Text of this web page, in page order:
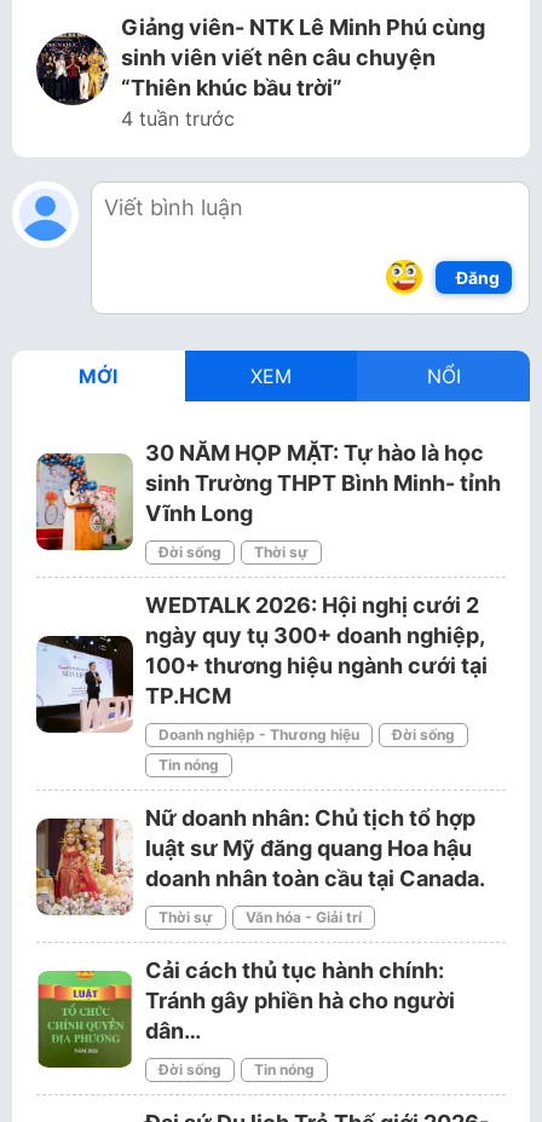
Giảng viên- NTK Lê Minh Phú cùng
sinh viên viết nên câu chuyện
“Thiên khúc bầu trời”
4 tuần trước
Đăng
MỚI XEM NỔI
30 NĂM HỌP MẶT: Tự hào là học
sinh Trường THPT Bình Minh- tỉnh
Vĩnh Long
Đời sống Thời sự
WEDTALK 2026: Hội nghị cưới 2
ngày quy tụ 300+ doanh nghiệp,
100+ thương hiệu ngành cưới tại
TP.HCM
Doanh nghiệp - Thương hiệu
Đời sống
Tin nóng
Nữ doanh nhân: Chủ tịch tổ hợp
luật sư Mỹ đăng quang Hoa hậu
doanh nhân toàn cầu tại Canada.
Thời sự Văn hóa - Giải trí
Cải cách thủ tục hành chính:
Tránh gây phiền hà cho người
dân…
Đời sống Tin nóng